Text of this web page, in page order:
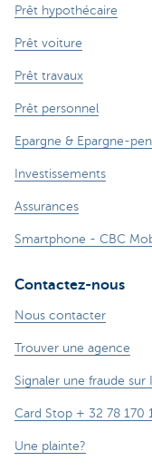
Prêt hypothécaire
Prêt voiture
Prêt travaux
Prêt personnel
Epargne & Epargne-
Investissements
Assurances
Smartphone - CBC
Contactez-nous
Nous contacter
Trouver une agence
Signaler une fraude sur
Card Stop + 32 78 170
Une plainte?